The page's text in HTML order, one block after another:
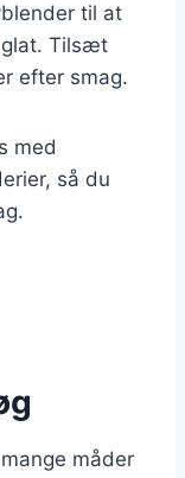
til at
glat. Tilsæt
efter smag.
med
så du
måder